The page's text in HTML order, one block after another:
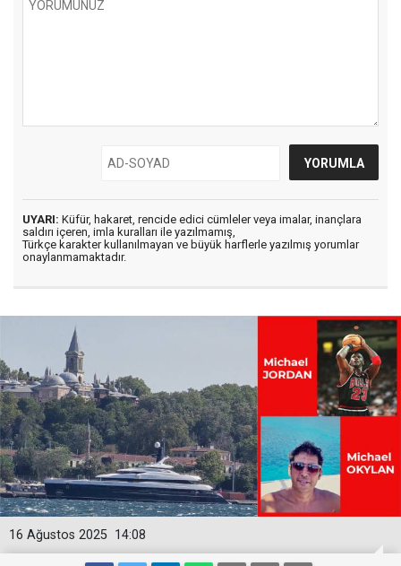
UYARI: Küfür, hakaret, rencide edici cümleler veya imalar, inançlara
saldırı içeren, imla kuralları ile yazılmamış,
Türkçe karakter kullanılmayan ve büyük harflerle yazılmış yorumlar
onaylanmamaktadır.
14:08
16 Ağustos 2025